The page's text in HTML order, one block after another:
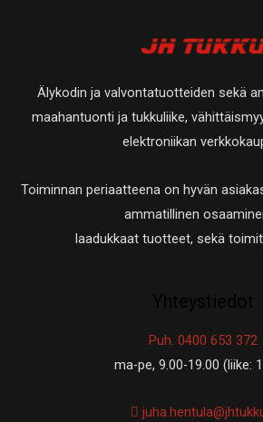
Älykodin ja valvontatuotteiden sekä
maahantuonti ja tukkuliike,
elektroniikan
Toiminnan periaatteena on hyvän
ammatillinen
laadukkaat tuotteet, sekä
Puh. 0400 653 372
ma-pe, 9.00-19.00 (liike: